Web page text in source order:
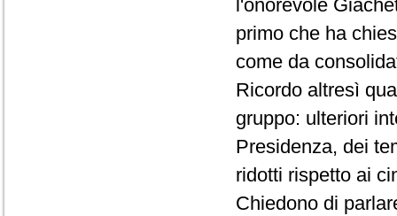
l'onorevole
primo che ha
come da
Ricordo altresì
gruppo: ulteriori
Presidenza, dei
ridotti rispetto ai
Chiedono di